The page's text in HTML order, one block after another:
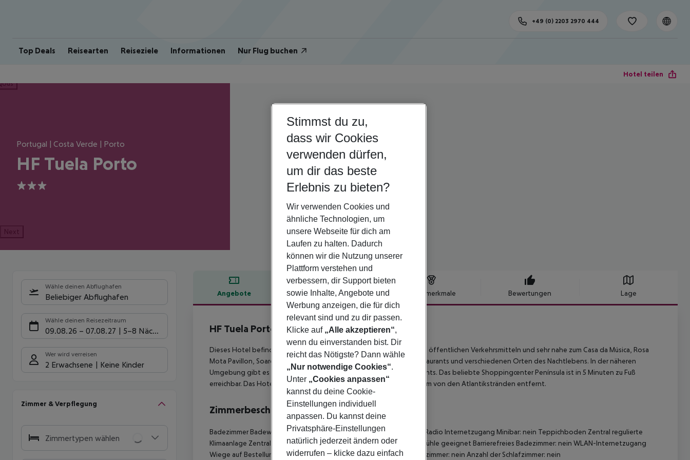
Top Deals Reisearten Reiseziele Informationen Nur Flug buchen
+49 (0) 2203 2970 444
Hotel teilen
Portugal | Costa Verde | Porto
HF Tuela Porto
3
Next
Wähle deinen Abflughafen
Beliebiger Abflughafen
Wähle deinen Reisezeitraum
09.08.26 – 07.08.27 5-8 Nächte
Wer wird verreisen
2 Erwachsene Keine Kinder
Zimmer & Verpflegung
Zimmertypen wählen
Angebote Hotelbeschreibung Hotelmerkmale Bewertungen Lage
Hotelbeschreibung
HF Tuela Porto
Dieses Hotel befindet sich in Boavista, mit unmittelbarem Zugang zu öffentlichen Verkehrsmitteln und sehr nahe zum Casa da Música, Rosa
Mota Pavillon, Soares dos Reis Museum sowie einer Vielzahl von Restaurants und verschiedenen Orten des Nachtlebens. In der näheren
Umgebung gibt es Einkaufsmöglichkeiten, Discos, Bars und Restaurants. Das beliebte Shoppingcenter Península ist in 5 Minuten zu Fuß
erreichbar. Das Hotel ist 10 Minuten zu Fuß vom Fluss Douro sowie 5 km von den Atlantikstränden entfernt.
Zimmerbeschreibung
Badezimmer BadewanneHaartrocknerDirektwahltelefon Radio Internetzugang Minibar: nein Teppichboden Zentral regulierte
Klimaanlage ZentralheizungSafeWohnzimmer: neinBalkonFür Rollstühle geeignet Barrierefreies Badezimmer: nein WLAN-Internetzugang
Wiege auf Bestellung: neinExtrabetten auf Bestellung: neinRaucherzimmer: nein Anzahl der Schlafzimmer: nein
Stimmst du zu,
dass wir Cookies
verwenden dürfen,
um dir das beste
Erlebnis zu bieten?
Wir verwenden Cookies und
ähnliche Technologien, um
unsere Webseite für dich am
Laufen zu halten. Dadurch
können wir die Nutzung unserer
Plattform verstehen und
verbessern, dir Support bieten
sowie Inhalte, Angebote und
Werbung anzeigen, die für dich
relevant sind und zu dir passen.
Klicke auf „Alle akzeptieren“,
wenn du einverstanden bist. Dir
reicht das Nötigste? Dann wähle
„Nur notwendige Cookies“.
Unter „Cookies anpassen“
kannst du deine Cookie-
Einstellungen individuell
anpassen. Du kannst deine
Privatsphäre-Einstellungen
natürlich jederzeit ändern oder
widerrufen – klicke dazu einfach